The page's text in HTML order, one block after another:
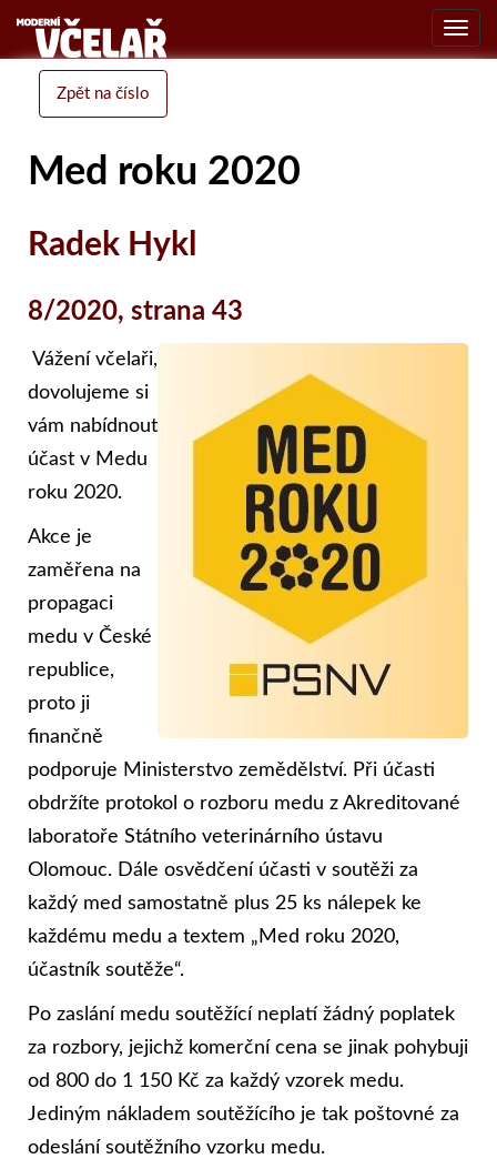
Zpět na číslo
Med roku 2020
Radek Hykl
8/2020, strana 43
Vážení včelaři,
dovolujeme si
vám nabídnout
účast v Medu
roku 2020.
Akce je
zaměřena na
propagaci
medu v České
republice,
proto ji
finančně
podporuje Ministerstvo zemědělství. Při účasti
obdržíte protokol o rozboru medu z Akreditované
laboratoře Státního veterinárního ústavu
Olomouc. Dále osvědčení účasti v soutěži za
každý med samostatně plus 25 ks nálepek ke
každému medu a textem „Med roku 2020,
účastník soutěže“.
Po zaslání medu soutěžící neplatí žádný poplatek
za rozbory, jejichž komerční cena se jinak pohybuji
od 800 do 1 150 Kč za každý vzorek medu.
Jediným nákladem soutěžícího je tak poštovné za
odeslání soutěžního vzorku medu.